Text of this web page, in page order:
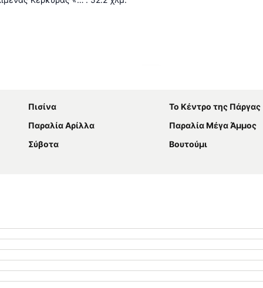
Πισίνα
Το Κέντρο της Πάργας
Παραλία Αρίλλα
Παραλία Μέγα Άμμος
Σύβοτα
Βουτούμι